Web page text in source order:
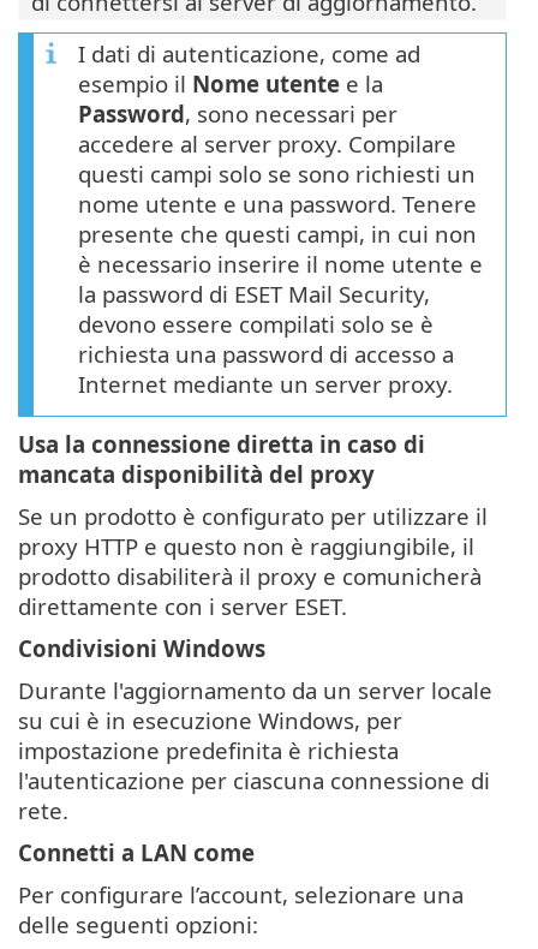
I dati di autenticazione, come ad
esempio il Nome utente e la
Password, sono necessari per
accedere al server proxy. Compilare
questi campi solo se sono richiesti un
nome utente e una password. Tenere
presente che questi campi, in cui non
è necessario inserire il nome utente e
la password di ESET Mail Security,
devono essere compilati solo se è
richiesta una password di accesso a
Internet mediante un server proxy.
Usa la connessione diretta in caso di
mancata disponibilità del proxy
Se un prodotto è configurato per utilizzare il
proxy HTTP e questo non è raggiungibile, il
prodotto disabiliterà il proxy e comunicherà
direttamente con i server ESET.
Condivisioni Windows
Durante l'aggiornamento da un server locale
su cui è in esecuzione Windows, per
impostazione predefinita è richiesta
l'autenticazione per ciascuna connessione di
rete.
Connetti a LAN come
Per configurare l’account, selezionare una
delle seguenti opzioni: